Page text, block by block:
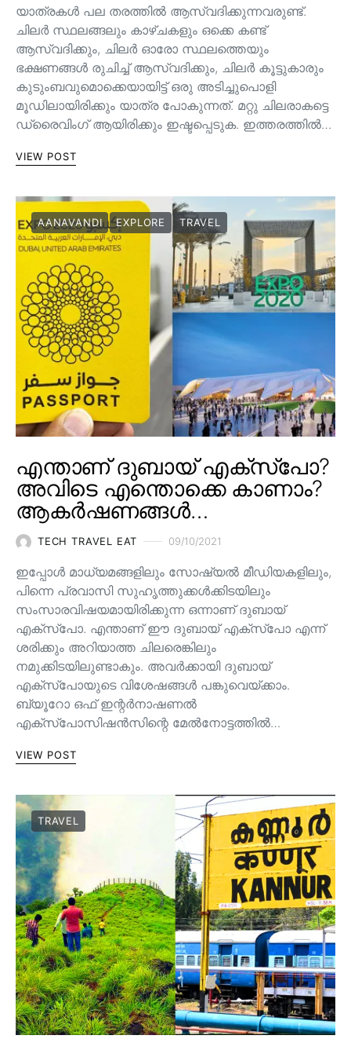
യാത്രകൾ പല തരത്തിൽ ആസ്വദിക്കുന്നവരുണ്ട്.
ചിലർ സ്ഥലങ്ങലും കാഴ്ചകളും ഒക്കെ കണ്ട്
ആസ്വദിക്കും, ചിലർ ഓരോ സ്ഥലത്തെയും
ഭക്ഷണങ്ങൾ രുചിച്ച് ആസ്വദിക്കും, ചിലർ കൂട്ടുകാരും
കുടുംബവുമൊക്കെയായിട്ട് ഒരു അടിച്ചുപൊളി
മൂഡിലായിരിക്കും യാത്ര പോകുന്നത്. മറ്റു ചിലരാകട്ടെ
ഡ്രൈവിംഗ് ആയിരിക്കും ഇഷ്ടപ്പെടുക. ഇത്തരത്തിൽ…
VIEW POST
AANAVANDI EXPLORE TRAVEL
എന്താണ് ദുബായ് എക്സ്പോ?
അവിടെ എന്തൊക്കെ കാണാം?
ആകർഷണങ്ങൾ…
TECH TRAVEL EAT 09/10/2021
ഇപ്പോൾ മാധ്യമങ്ങളിലും സോഷ്യൽ മീഡിയകളിലും,
പിന്നെ പ്രവാസി സുഹൃത്തുക്കൾക്കിടയിലും
സംസാരവിഷയമായിരിക്കുന്ന ഒന്നാണ് ദുബായ്
എക്സ്പോ. എന്താണ് ഈ ദുബായ് എക്സ്പോ എന്ന്
ശരിക്കും അറിയാത്ത ചിലരെങ്കിലും
നമുക്കിടയിലുണ്ടാകും. അവർക്കായി ദുബായ്
എക്സ്പോയുടെ വിശേഷങ്ങൾ പങ്കുവെയ്ക്കാം.
ബ്യൂറോ ഒഫ് ഇന്റർനാഷണൽ
എക്സ്പോസിഷൻസിന്റെ മേൽനോട്ടത്തിൽ…
VIEW POST
TRAVEL